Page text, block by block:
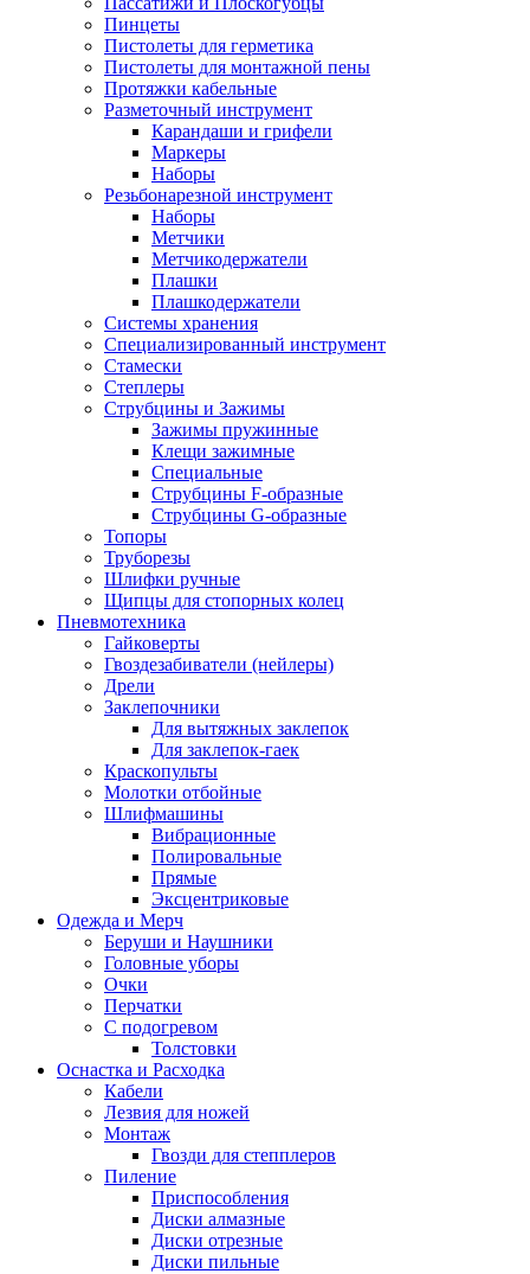
Пинцеты
Пистолеты для герметика
Пистолеты для монтажной пены
Протяжки кабельные
Разметочный инструмент
Карандаши и грифели
Маркеры
Наборы
Резьбонарезной инструмент
Наборы
Метчики
Метчикодержатели
Плашки
Плашкодержатели
Системы хранения
Специализированный инструмент
Стамески
Степлеры
Струбцины и Зажимы
Зажимы пружинные
Клещи зажимные
Специальные
Струбцины F-образные
Струбцины G-образные
Топоры
Труборезы
Шлифки ручные
Щипцы для стопорных колец
Пневмотехника
Гайковерты
Гвоздезабиватели (нейлеры)
Дрели
Заклепочники
Для вытяжных заклепок
Для заклепок-гаек
Краскопульты
Молотки отбойные
Шлифмашины
Вибрационные
Полировальные
Прямые
Эксцентриковые
Одежда и Мерч
Беруши и Наушники
Головные уборы
Очки
Перчатки
С подогревом
Толстовки
Оснастка и Расходка
Кабели
Лезвия для ножей
Монтаж
Гвозди для степплеров
Пиление
Приспособления
Диски алмазные
Диски отрезные
Диски пильные